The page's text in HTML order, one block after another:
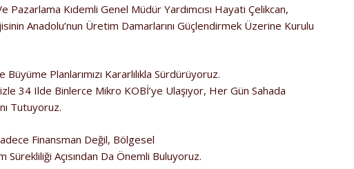
Pazarlama Kıdemli Genel Müdür Yardımcısı Hayati Çelikcan,
Anadolu’nun Üretim Damarlarını Güçlendirmek Üzerine Kurulu
Planlarımızı Kararlılıkla Sürdürüyoruz.
34 Ilde Binlerce Mikro KOBİ’ye Ulaşıyor, Her Gün Sahada
Tutuyoruz.
Finansman Değil, Bölgesel
Açısından Da Önemli Buluyoruz.